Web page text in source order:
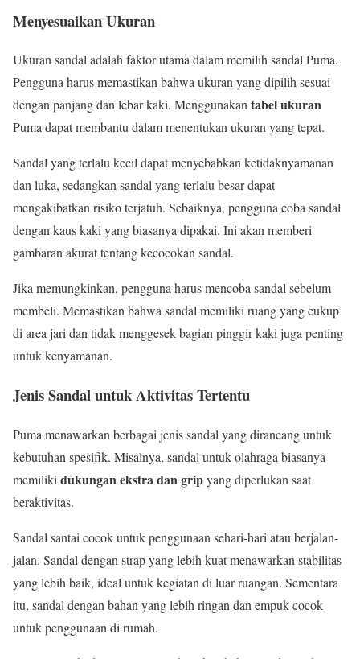
Menyesuaikan Ukuran
Ukuran sandal adalah faktor utama dalam memilih sandal Puma.
Pengguna harus memastikan bahwa ukuran yang dipilih sesuai
dengan panjang dan lebar kaki. Menggunakantabel ukuran
Puma dapat membantu dalam menentukan ukuran yang tepat.
Sandal yang terlalu kecil dapat menyebabkan ketidaknyamanan
dan luka, sedangkan sandal yang terlalu besar dapat
mengakibatkan risiko terjatuh. Sebaiknya, pengguna coba sandal
dengan kaus kaki yang biasanya dipakai. Ini akan memberi
gambaran akurat tentang kecocokan sandal.
Jika memungkinkan, pengguna harus mencoba sandal sebelum
membeli. Memastikan bahwa sandal memiliki ruang yang cukup
di area jari dan tidak menggesek bagian pinggir kaki juga penting
untuk kenyamanan.
Jenis Sandal untuk Aktivitas Tertentu
Puma menawarkan berbagai jenis sandal yang dirancang untuk
kebutuhan spesifik. Misalnya, sandal untuk olahraga biasanya
memiliki dukungan ekstra dan gripyang diperlukan saat
beraktivitas.
Sandal santai cocok untuk penggunaan sehari-hari atau berjalan-
jalan. Sandal dengan strap yang lebih kuat menawarkan stabilitas
yang lebih baik, ideal untuk kegiatan di luar ruangan. Sementara
itu, sandal dengan bahan yang lebih ringan dan empuk cocok
untuk penggunaan di rumah.